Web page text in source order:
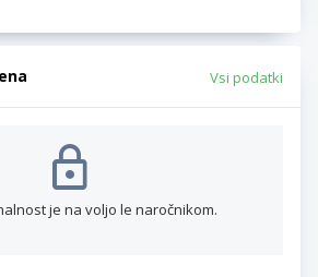
Vsi podatki
je na voljo le naročnikom.